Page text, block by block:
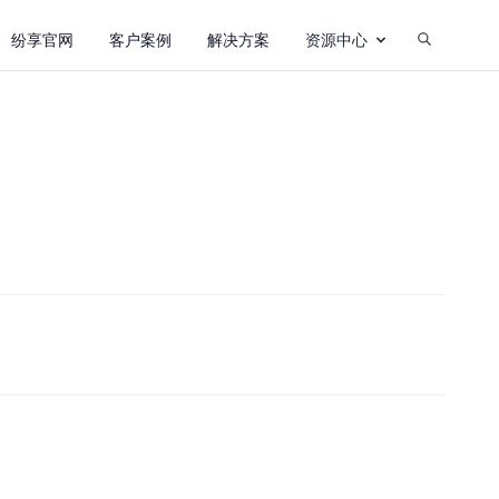
纷享官网 客户案例 解决方案 资源中心